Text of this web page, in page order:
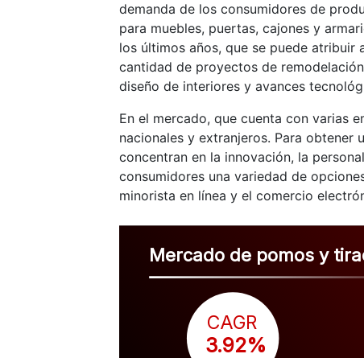
demanda de los consumidores de
para muebles, puertas, cajones y
los últimos años, que se puede atribuir
cantidad de proyectos de
diseño de interiores y avances
En el mercado, que cuenta con varias
nacionales y extranjeros. Para obtener
concentran en la innovación, la
consumidores una variedad de
minorista en línea y el comercio
Mercado de pomos y
CAGR
3.92%